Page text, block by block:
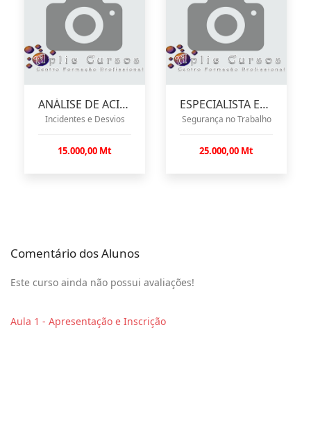
ANÁLISE DE ACIDENTES
Incidentes e Desvios
15.000,00 Mt
ESPECIALISTA EM HIGIENE E
Segurança no Trabalho
25.000,00 Mt
Comentário dos Alunos
Este curso ainda não possui avaliações!
Aula 1 - Apresentação e Inscrição